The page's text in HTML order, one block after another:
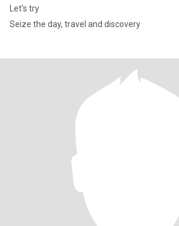
Let's try
Seize the day, travel and discovery